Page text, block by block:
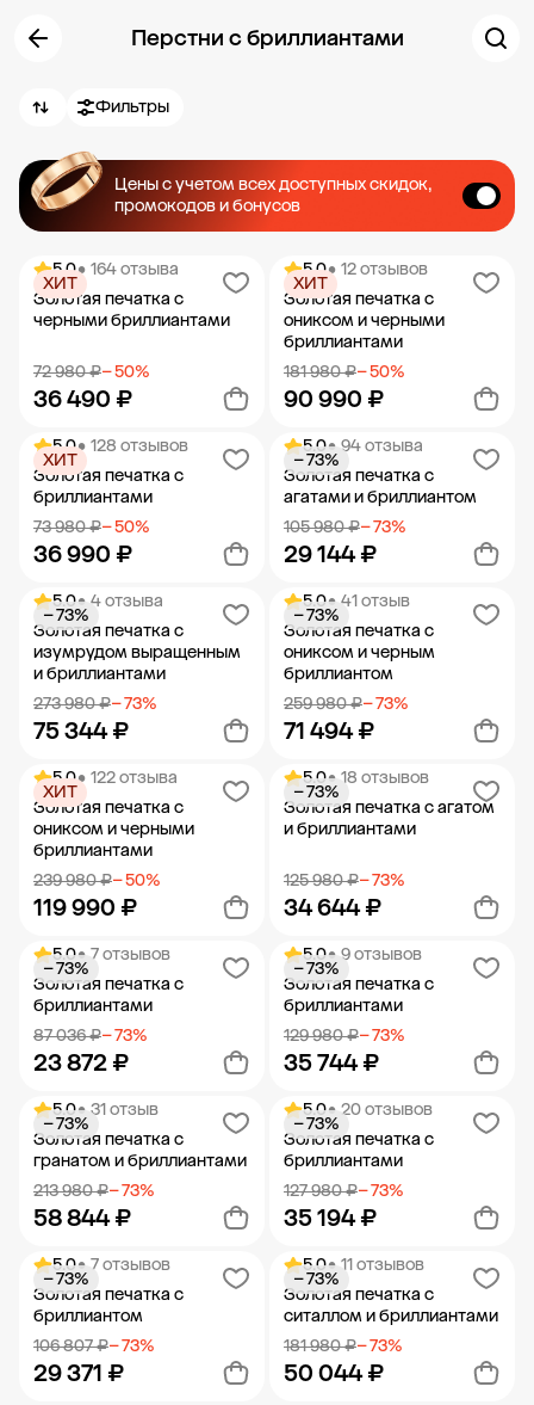
Перстни с бриллиантами
Фильтры
Цены с учетом всех доступных скидок,
промокодов и бонусов
5.0• 164 отзыва
Золотая печатка с
черными бриллиантами
72 980 ₽− 50%
36 490 ₽
ХИТ
Добавить в корзину
5.0• 12 отзывов
Золотая печатка с
ониксом и черными
бриллиантами
181 980 ₽− 50%
90 990 ₽
ХИТ
Добавить в корзину
5.0• 128 отзывов
Золотая печатка с
бриллиантами
73 980 ₽− 50%
36 990 ₽
ХИТ
Добавить в корзину
5.0• 94 отзыва
Золотая печатка с
агатами и бриллиантом
105 980 ₽− 73%
29 144 ₽
− 73%
Добавить в корзину
5.0• 4 отзыва
Золотая печатка с
изумрудом выращенным
и бриллиантами
273 980 ₽− 73%
75 344 ₽
− 73%
Добавить в корзину
5.0• 41 отзыв
Золотая печатка с
ониксом и черным
бриллиантом
259 980 ₽− 73%
71 494 ₽
− 73%
Добавить в корзину
5.0• 122 отзыва
Золотая печатка с
ониксом и черными
бриллиантами
239 980 ₽− 50%
119 990 ₽
ХИТ
Добавить в корзину
5.0• 18 отзывов
Золотая печатка с агатом
и бриллиантами
125 980 ₽− 73%
34 644 ₽
− 73%
Добавить в корзину
5.0• 7 отзывов
Золотая печатка с
бриллиантами
87 036 ₽− 73%
23 872 ₽
− 73%
Добавить в корзину
5.0• 9 отзывов
Золотая печатка с
бриллиантами
129 980 ₽− 73%
35 744 ₽
− 73%
Добавить в корзину
5.0• 31 отзыв
Золотая печатка с
гранатом и бриллиантами
213 980 ₽− 73%
58 844 ₽
− 73%
Добавить в корзину
5.0• 20 отзывов
Золотая печатка с
бриллиантами
127 980 ₽− 73%
35 194 ₽
− 73%
Добавить в корзину
5.0• 7 отзывов
Золотая печатка с
бриллиантом
106 807 ₽− 73%
29 371 ₽
− 73%
5.0• 11 отзывов
Золотая печатка с
ситаллом и бриллиантами
181 980 ₽− 73%
50 044 ₽
− 73%